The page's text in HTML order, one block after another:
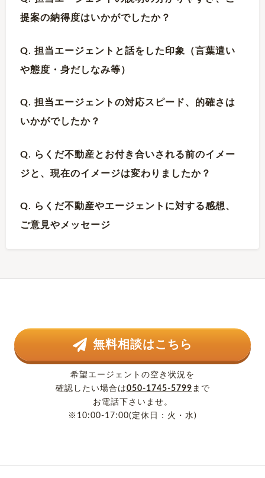
提案の納得度はいかがでしたか？
Q. 担当エージェントと話をした印象（言葉遣い
や態度・身だしなみ等）
Q. 担当エージェントの対応スピード、的確さは
いかがでしたか？
Q. らくだ不動産とお付き合いされる前のイメー
ジと、現在のイメージは変わりましたか？
Q. らくだ不動産やエージェントに対する感想、
ご意見やメッセージ
無料相談はこちら
希望エージェントの空き状況を
確認したい場合は050-1745-5799 まで
お電話下さいませ。
※10:00-17:00(定休日：火・水)